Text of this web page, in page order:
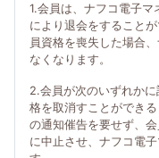
1.会員は、ナフコ電子
により退会をすること
員資格を喪失した場合
なくなります。
2.会員が次のいずれか
格を取消すことができ
の通知催告を要せず、
に中止させ、ナフコ電